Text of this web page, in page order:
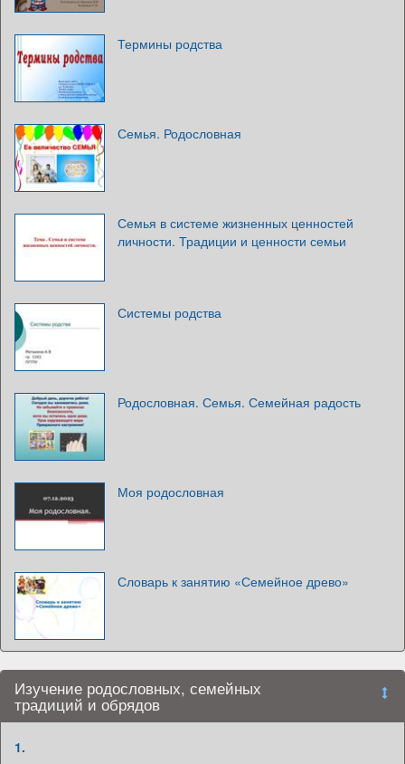
Термины родства
Семья. Родословная
Семья в системе жизненных ценностей
личности. Традиции и ценности семьи
Системы родства
Родословная. Семья. Семейная радость
Моя родословная
Словарь к занятию «Семейное древо»
Изучение родословных, семейных
традиций и обрядов
1.